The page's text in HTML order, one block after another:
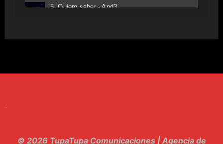
5. Quiero saber - And3
.
© 2026 TupaTupa Comunicaciones | Agencia de